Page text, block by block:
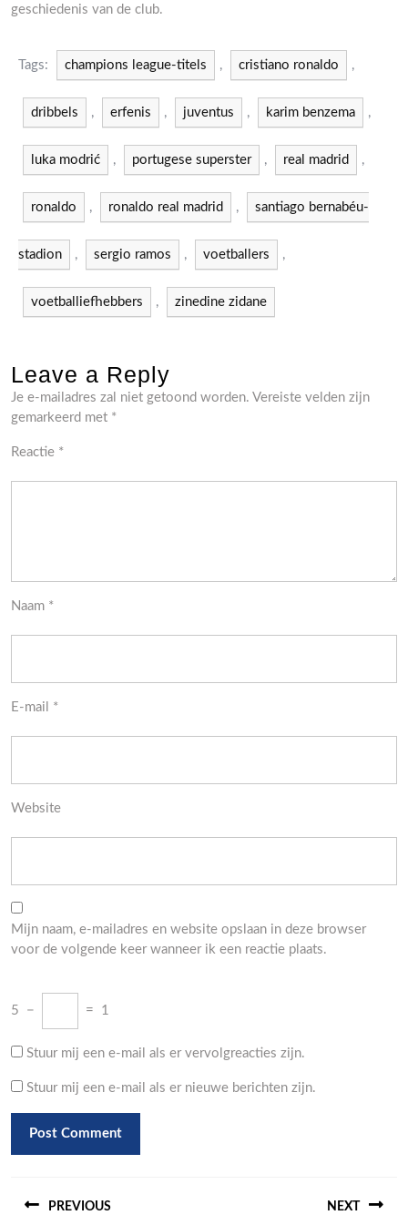
geschiedenis van de club.
Tags: champions league-titels , cristiano ronaldo ,
dribbels , erfenis , juventus , karim benzema ,
luka modrić , portugese superster , real madrid ,
ronaldo , ronaldo real madrid , santiago bernabéu-
stadion , sergio ramos , voetballers ,
voetballiefhebbers , zinedine zidane
Leave a Reply
Je e-mailadres zal niet getoond worden. Vereiste velden zijn
gemarkeerd met *
Reactie *
Naam *
E-mail *
Website
Mijn naam, e-mailadres en website opslaan in deze browser
voor de volgende keer wanneer ik een reactie plaats.
5 − = 1
Stuur mij een e-mail als er vervolgreacties zijn.
Stuur mij een e-mail als er nieuwe berichten zijn.
PREVIOUS NEXT